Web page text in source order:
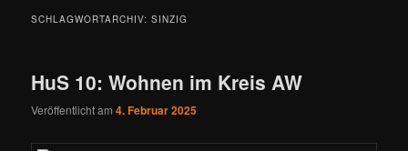
SCHLAGWORTARCHIV:SINZIG
HuS 10: Wohnen im Kreis AW
Veröffentlicht am4. Februar 2025